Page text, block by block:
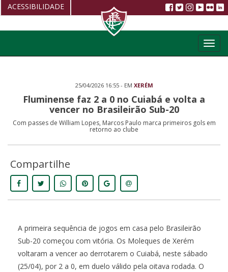
25/04/2026 16:55 - EM XERÉM
Fluminense faz 2 a 0 no Cuiabá e volta a
vencer no Brasileirão Sub-20
Com passes de William Lopes, Marcos Paulo marca primeiros gols em
retorno ao clube
Compartilhe
A primeira sequência de jogos em casa pelo Brasileirão
Sub-20 começou com vitória. Os Moleques de Xerém
voltaram a vencer ao derrotarem o Cuiabá, neste sábado
(25/04), por 2 a 0, em duelo válido pela oitava rodada. O
ACESSIBILIDADE